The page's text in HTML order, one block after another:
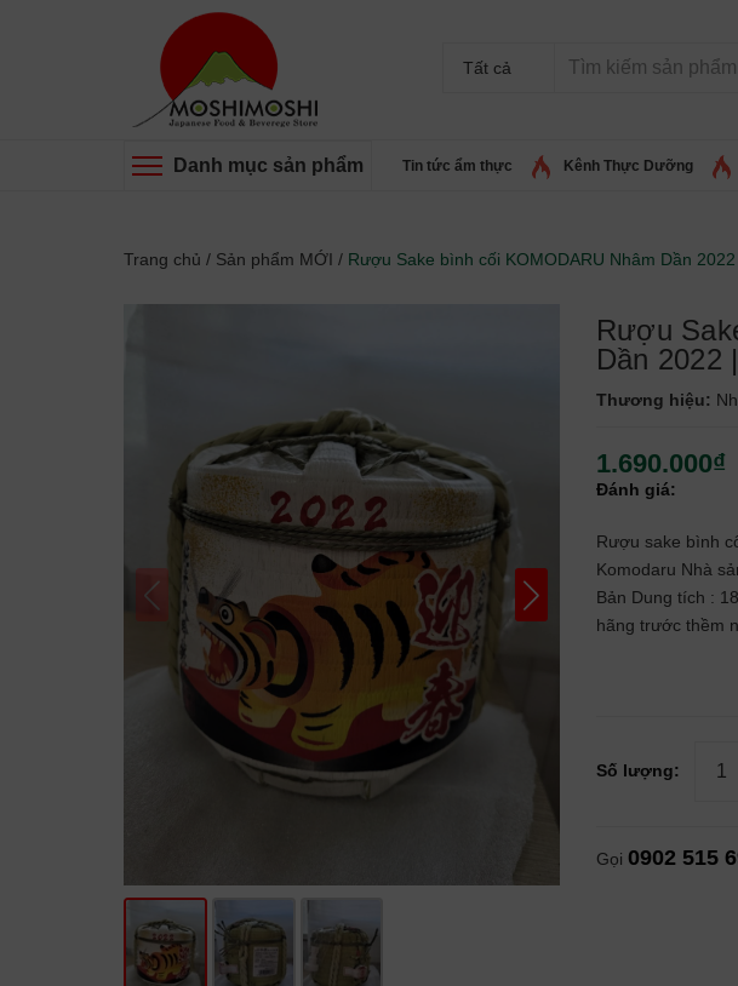
Tất cả
Danh mục sản phẩm Tin tức ẩm thực Kênh Thực Dưỡng
Trang chủ / Sản phẩm MỚI / Rượu Sake bình cối KOMODARU Nhâm Dần
Rượu
Dần 2022
Thương hiệu:
1.690.000₫
Đánh giá:
Rượu sake bình
Komodaru Nhà
Bản Dung tích :
hãng trước thềm
Số lượng:
Gọi 0902 515